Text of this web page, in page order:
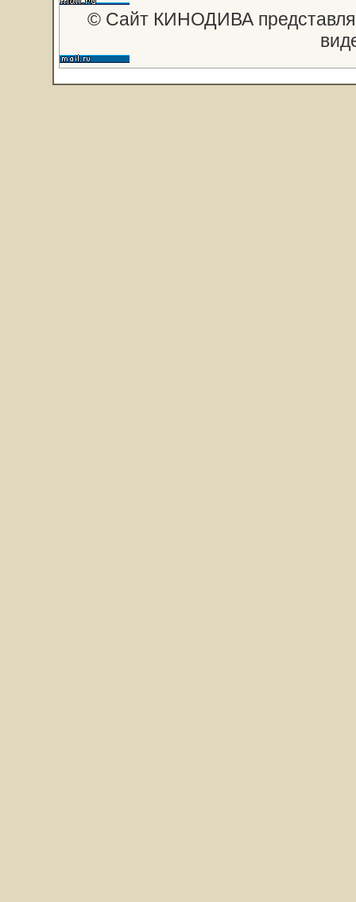
© Сайт КИНОДИВА